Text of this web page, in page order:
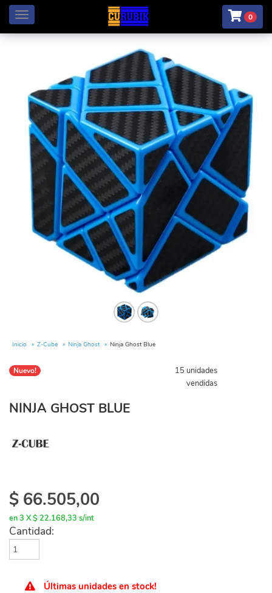
Menú 0
Inicio Z-Cube Ninja Ghost Ninja Ghost Blue
Nuevo!
15 unidades
vendidas
NINJA GHOST BLUE
$ 66.505,00
en 3 X $ 22.168,33 s/int
Cantidad:
Últimas unidades en stock!